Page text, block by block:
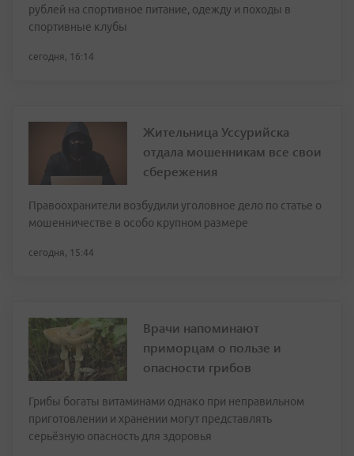
рублей на спортивное питание, одежду и походы в
спортивные клубы
сегодня, 16:14
Жительница Уссурийска
отдала мошенникам все свои
сбережения
Правоохранители возбудили уголовное дело по статье о
мошенничестве в особо крупном размере
сегодня, 15:44
Врачи напоминают
приморцам о пользе и
опасности грибов
Грибы богаты витаминами однако при неправильном
приготовлении и хранении могут представлять
серьёзную опасность для здоровья